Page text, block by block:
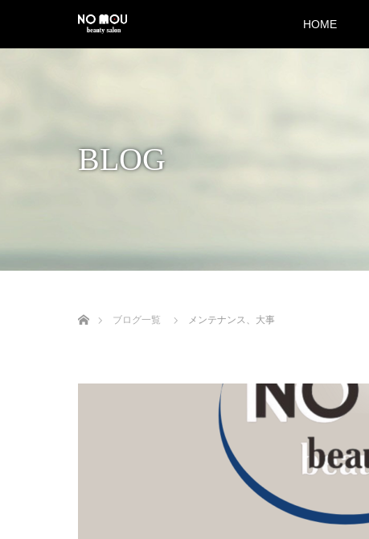
HOME
BLOG
ブログ一覧
メンテナンス、大事